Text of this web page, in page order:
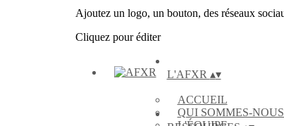
Ajoutez un logo, un bouton, des réseaux
Cliquez pour éditer
L'AFXR ▴▾
ACCUEIL
QUI SOMMES-